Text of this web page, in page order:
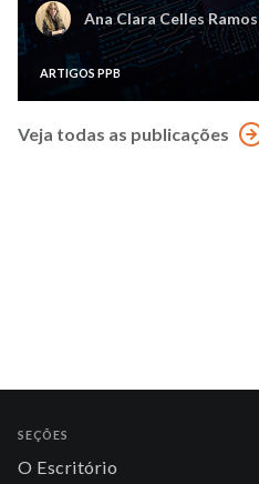
Ana Clara Celles Ramos
ARTIGOS PPB
Veja todas as publicações
SEÇÕES
O Escritório